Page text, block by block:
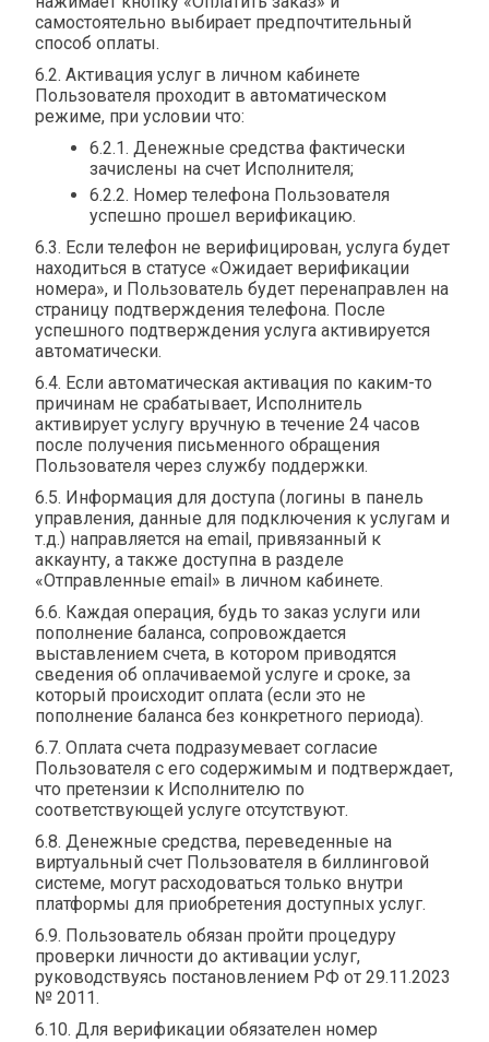
самостоятельно выбирает предпочтительный
способ оплаты.
6.2. Активация услуг в личном кабинете
Пользователя проходит в автоматическом
режиме, при условии что:
6.2.1. Денежные средства фактически
зачислены на счет Исполнителя;
6.2.2. Номер телефона Пользователя
успешно прошел верификацию.
6.3. Если телефон не верифицирован, услуга будет
находиться в статусе «Ожидает верификации
номера», и Пользователь будет перенаправлен на
страницу подтверждения телефона. После
успешного подтверждения услуга активируется
автоматически.
6.4. Если автоматическая активация по каким-то
причинам не срабатывает, Исполнитель
активирует услугу вручную в течение 24 часов
после получения письменного обращения
Пользователя через службу поддержки.
6.5. Информация для доступа (логины в панель
управления, данные для подключения к услугам и
т.д.) направляется на email, привязанный к
аккаунту, а также доступна в разделе
«Отправленные email» в личном кабинете.
6.6. Каждая операция, будь то заказ услуги или
пополнение баланса, сопровождается
выставлением счета, в котором приводятся
сведения об оплачиваемой услуге и сроке, за
который происходит оплата (если это не
пополнение баланса без конкретного периода).
6.7. Оплата счета подразумевает согласие
Пользователя с его содержимым и подтверждает,
что претензии к Исполнителю по
соответствующей услуге отсутствуют.
6.8. Денежные средства, переведенные на
виртуальный счет Пользователя в биллинговой
системе, могут расходоваться только внутри
платформы для приобретения доступных услуг.
6.9. Пользователь обязан пройти процедуру
проверки личности до активации услуг,
руководствуясь постановлением РФ от 29.11.2023
№ 2011.
6.10. Для верификации обязателен номер